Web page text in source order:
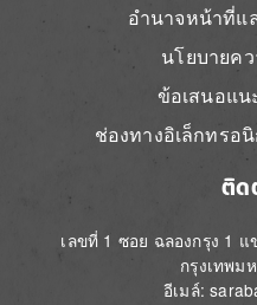
อำนาจหน้าที่แ
นโยบายค
ข้อเสนอแ
ช่องทางอิเล็กทรอ
ติด
เลขที่ 1 ซอย ฉลองกรุง 1 แ
กรุงเทพม
อีเมล์: